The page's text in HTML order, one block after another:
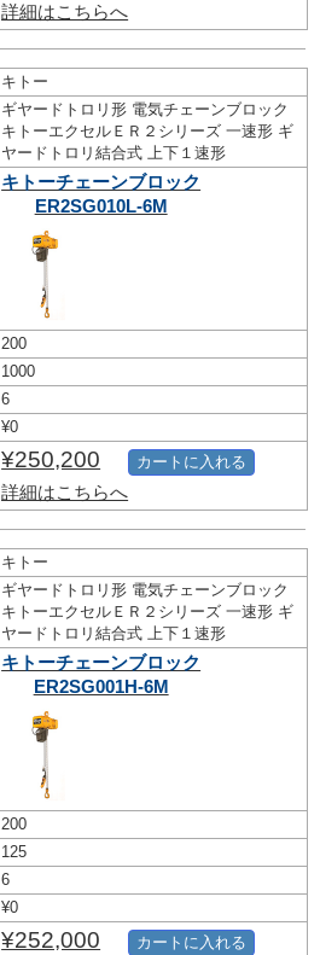
詳細はこちらへ
キトー
ギヤードトロリ形 電気チェーンブロック
キトーエクセルＥＲ２シリーズ 一速形 ギ
ヤードトロリ結合式 上下１速形
キトーチェーンブロック
ER2SG010L-6M
200
1000
6
¥0
¥250,200
詳細はこちらへ
カートに入れる
キトー
ギヤードトロリ形 電気チェーンブロック
キトーエクセルＥＲ２シリーズ 一速形 ギ
ヤードトロリ結合式 上下１速形
キトーチェーンブロック
ER2SG001H-6M
200
125
6
¥0
¥252,000 カートに入れる